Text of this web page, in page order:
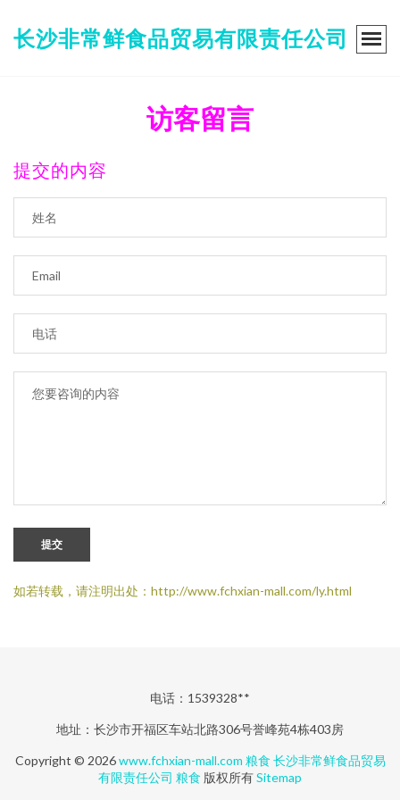
长沙非常鲜食品贸易有限责任公司
访客留言
提交的内容
提交
如若转载，请注明出处：http://www.fchxian-mall.com/ly.html
电话：1539328**
地址：长沙市开福区车站北路306号誉峰苑4栋403房
Copyright © 2026www.fchxian-mall.com 粮食 长沙非常鲜食品贸易
有限责任公司 粮食 版权所有Sitemap